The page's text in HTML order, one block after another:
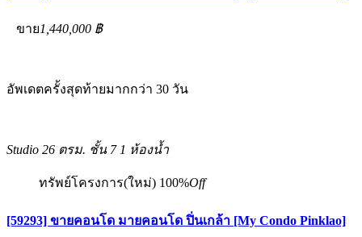
ขาย1,440,000 ฿
อัพเดตครั้งสุดท้ายมากกว่า 30 วัน
Studio 26 ตรม. ชั้น 7 1 ห้องน้ำ
ทรัพย์โครงการ(ใหม่) 100%Off
[59293] ขายคอนโด มายคอนโด ปิ่นเกล้า [My Condo Pinklao]